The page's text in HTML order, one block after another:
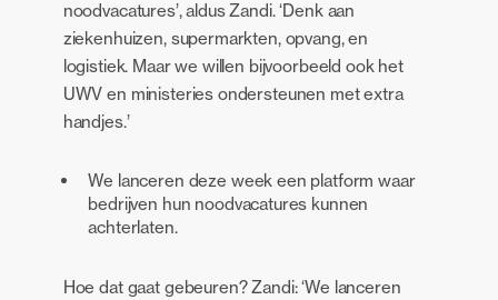
noodvacatures’, aldus Zandi. ‘Denk aan
ziekenhuizen, supermarkten, opvang, en
logistiek. Maar we willen bijvoorbeeld ook het
UWV en ministeries ondersteunen met extra
handjes.’
We lanceren deze week een platform waar
bedrijven hun noodvacatures kunnen
achterlaten.
Hoe dat gaat gebeuren? Zandi: ‘We lanceren